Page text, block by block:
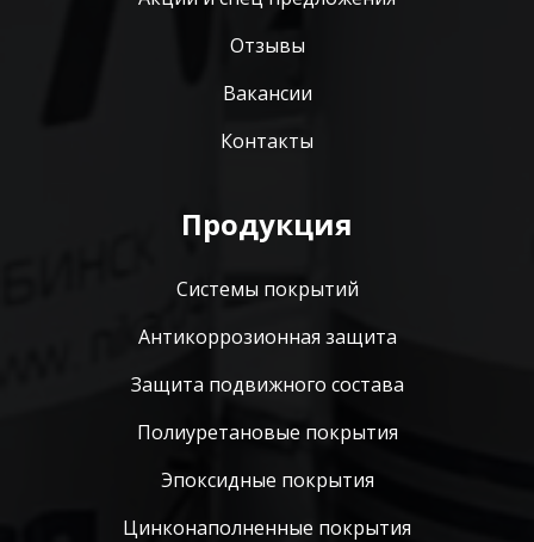
Отзывы
Вакансии
Контакты
Продукция
Системы покрытий
Антикоррозионная защита
Защита подвижного состава
Полиуретановые покрытия
Эпоксидные покрытия
Цинконаполненные покрытия